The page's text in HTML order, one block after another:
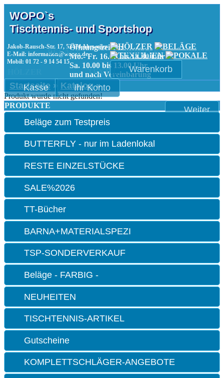
WOPO`s
Tischtennis- und Sportshop
Jakob-Rausch-Str. 17, 53474 Ahrweiler
E-Mail: information@wopos.de
Mobil: 01 72 - 9 14 54 15
Öffnungszeiten:
Mo.- Fr. 16.00 bis 18.30 Uhr
Sa. 10.00 bis 13.00 Uhr
und nach Vereinbarung
BELÄGE
TEXTIL
POKALE
Warenkorb
Kasse
Ihr Konto
Startseite » Katalog»
Produkt wurde nicht gefunden!
Weiter
PRODUKTE
Beläge zum Testpreis
BUTTERFLY - nur im Ladenlokal
RESTE EINZELSTÜCKE
SALE%2026
TT-Bücher
BARNA+MATERIALSPEZI
TSP-SONDERVERKAUF
Beläge - FARBIG -
NEUHEITEN
TISCHTENNIS-ARTIKEL
Gutscheine
KOMPLETTSCHLÄGER-ANGEBOTE